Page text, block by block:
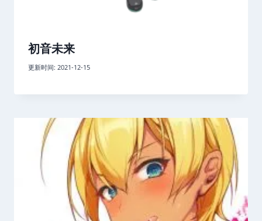
初音未来
更新时间: 2021-12-15